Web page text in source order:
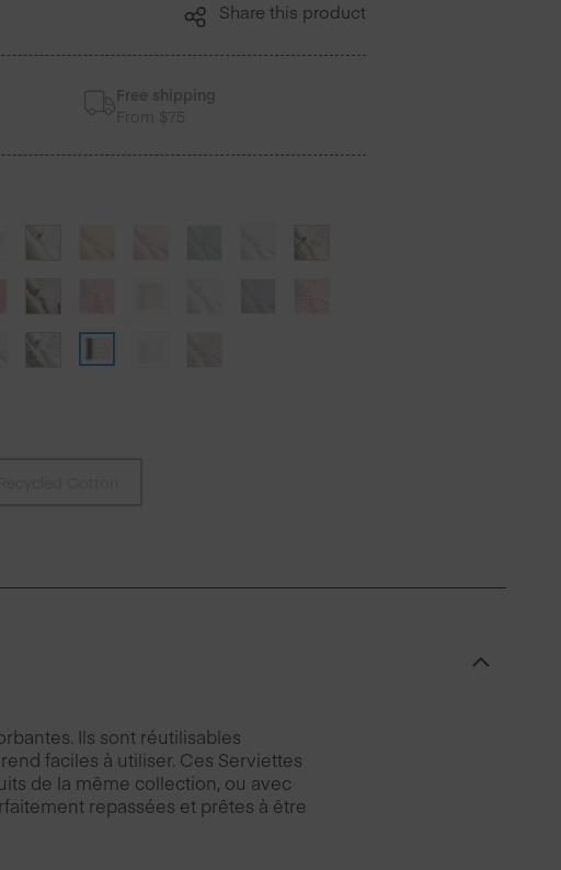
Share this product
Free shipping
From $75
Ils sont réutilisables
faciles à utiliser. Ces Serviettes
de la même collection, ou avec
repassées et prêtes à être